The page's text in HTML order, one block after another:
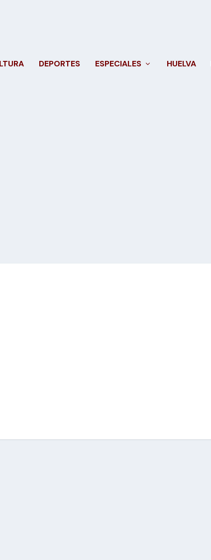
DEPORTES ESPECIALES HUELVA